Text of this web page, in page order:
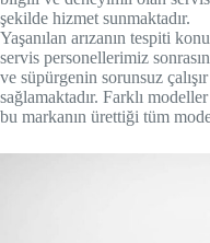
şekilde hizmet sunmaktadır.
Yaşanılan arızanın tespiti
servis personellerimiz
ve süpürgenin sorunsuz
sağlamaktadır. Farklı
bu markanın ürettiği tüm